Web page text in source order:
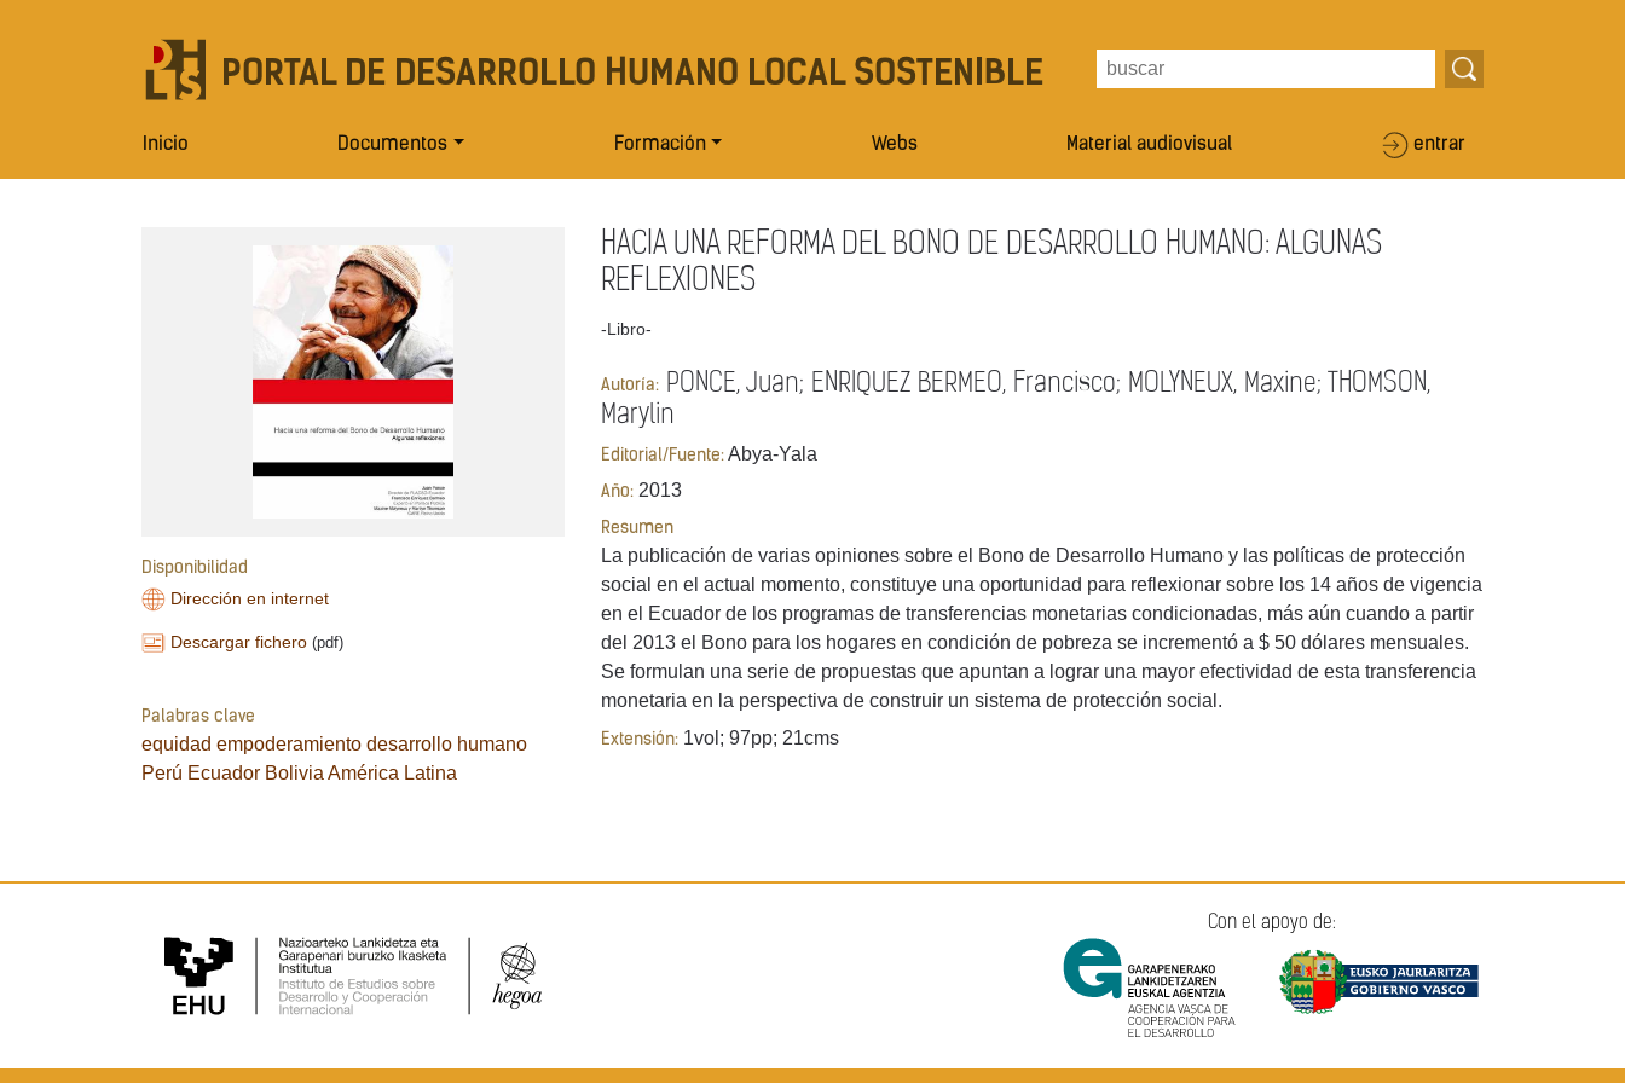
PORTAL DE DESARROLLO HUMANO LOCAL SOSTENIBLE
Inicio Documentos Formación Webs Material audiovisual entrar
Disponibilidad
Dirección en internet
Descargar fichero (pdf)
Palabras clave
equidad empoderamiento desarrollo humano
Perú Ecuador Bolivia América Latina
HACIA UNA REFORMA DEL BONO DE DESARROLLO HUMANO: ALGUNAS
REFLEXIONES
-Libro-
Autoría: PONCE, Juan; ENRIQUEZ BERMEO, Francisco; MOLYNEUX, Maxine; THOMSON,
Marylin
Editorial/Fuente: Abya-Yala
Año: 2013
Resumen
La publicación de varias opiniones sobre el Bono de Desarrollo Humano y las políticas de protección
social en el actual momento, constituye una oportunidad para reflexionar sobre los 14 años de vigencia
en el Ecuador de los programas de transferencias monetarias condicionadas, más aún cuando a partir
del 2013 el Bono para los hogares en condición de pobreza se incrementó a $ 50 dólares mensuales.
Se formulan una serie de propuestas que apuntan a lograr una mayor efectividad de esta transferencia
monetaria en la perspectiva de construir un sistema de protección social.
Extensión: 1vol; 97pp; 21cms
Con el apoyo de: